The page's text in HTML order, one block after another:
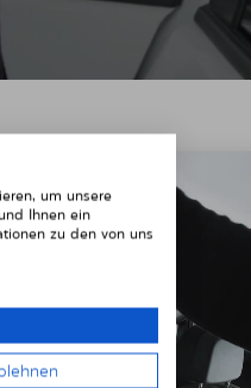
um unsere
Ihnen ein
zu den von uns